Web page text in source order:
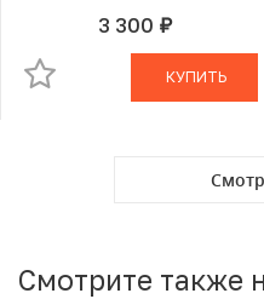
3 300 руб.
В КОРЗИНЕ
КУПИТЬ
Смотрите также